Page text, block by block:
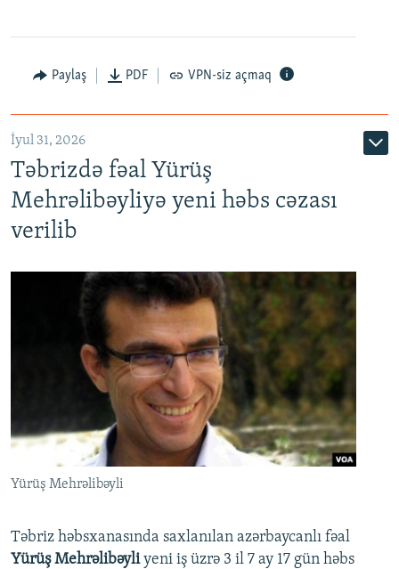
Paylaş PDF VPN-siz açmaq
İyul 31, 2026
Təbrizdə fəal Yürüş
Mehrəlibəyliyə yeni həbs cəzası
verilib
Yürüş Mehrəlibəyli
Təbriz həbsxanasında saxlanılan azərbaycanlı fəal
Yürüş Mehrəlibəyliyeni iş üzrə 3 il 7 ay 17 gün həbs